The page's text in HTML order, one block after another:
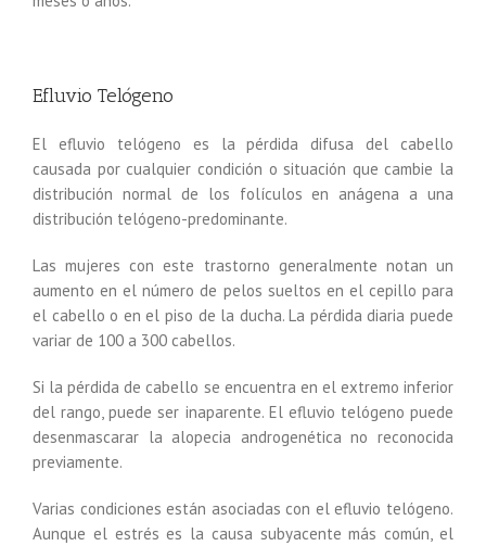
Efluvio Telógeno
El efluvio telógeno es la pérdida difusa del cabello
causada por cualquier condición o situación que cambie la
distribución normal de los folículos en anágena a una
distribución telógeno-predominante.
Las mujeres con este trastorno generalmente notan un
aumento en el número de pelos sueltos en el cepillo para
el cabello o en el piso de la ducha. La pérdida diaria puede
variar de 100 a 300 cabellos.
Si la pérdida de cabello se encuentra en el extremo inferior
del rango, puede ser inaparente. El efluvio telógeno puede
desenmascarar la alopecia androgenética no reconocida
previamente.
Varias condiciones están asociadas con el efluvio telógeno.
Aunque el estrés es la causa subyacente más común, el